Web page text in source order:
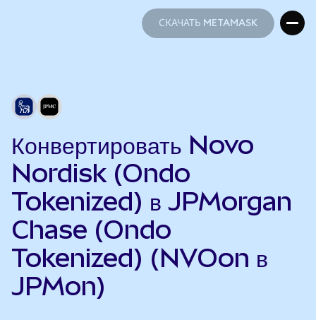
СКАЧАТЬ METAMASK
Конвертировать Novo
Nordisk (Ondo
Tokenized) в JPMorgan
Chase (Ondo
Tokenized) (NVOon в
JPMon)